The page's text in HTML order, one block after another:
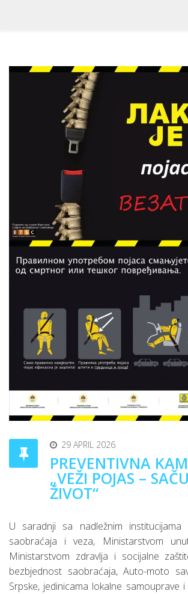
29 APRIL 2026
PREVENTIVNA
„VEŽI POJAS –
ŽIVOT“
U saradnji sa nadležnim institucijama
saobraćaja i veza, Ministarstvom
Ministarstvom zdravlja i socijalne
bezbjednost saobraćaja, Auto-moto
Srpske, jedinicama lokalne samouprave i